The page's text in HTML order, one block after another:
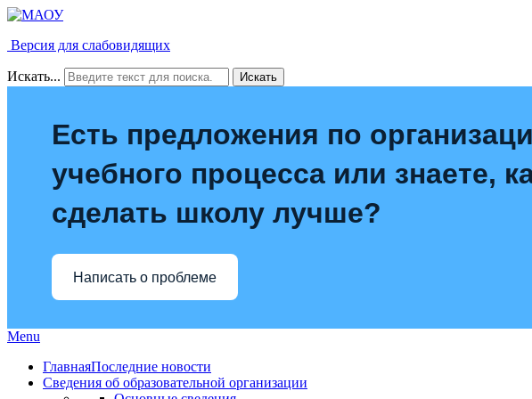
Версия для слабовидящих
Искать... Искать
Есть предложения по
учебного процесса или знаете,
сделать школу лучше?
Написать о проблеме
Menu
ГлавнаяПоследние новости
Сведения об образовательной организации